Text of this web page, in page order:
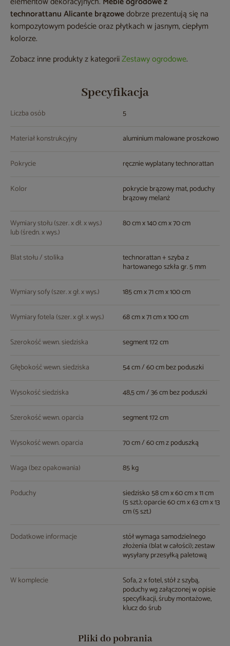
technorattanu Alicante brązowedobrze prezentują się na
kompozytowym podeście oraz płytkach w jasnym, ciepłym
kolorze.
Zobacz inne produkty z kategoriiZestawy ogrodowe.
Specyfikacja
Liczba osób 5
Materiał konstrukcyjny aluminium malowane proszkowo
Pokrycie ręcznie wyplatany technorattan
Kolor pokrycie brązowy mat, poduchy
brązowy melanż
Wymiary stołu (szer. x dł. x wys.)
lub (średn. x wys.)
80 cm x 140 cm x 70 cm
Blat stołu / stolika technorattan + szyba z
hartowanego szkła gr. 5 mm
Wymiary sofy (szer. x gł. x wys.) 185 cm x 71 cm x 100 cm
Wymiary fotela (szer. x gł. x wys.) 68 cm x 71 cm x 100 cm
Szerokość wewn. siedziska segment 172 cm
Głębokość wewn. siedziska 54 cm / 60 cm bez poduszki
Wysokość siedziska 48,5 cm / 36 cm bez poduszki
Szerokość wewn. oparcia segment 172 cm
Wysokość wewn. oparcia 70 cm / 60 cm z poduszką
Waga (bez opakowania) 85 kg
Poduchy siedzisko 58 cm x 60 cm x 11 cm
(5 szt.); oparcie 60 cm x 63 cm x 13
cm (5 szt.)
Dodatkowe informacje stół wymaga samodzielnego
złożenia (blat w całości); zestaw
wysyłany przesyłką paletową
W komplecie Sofa, 2 x fotel, stół z szybą,
poduchy wg załączonej w opisie
specyfikacji, śruby montażowe,
klucz do śrub
Pliki do pobrania